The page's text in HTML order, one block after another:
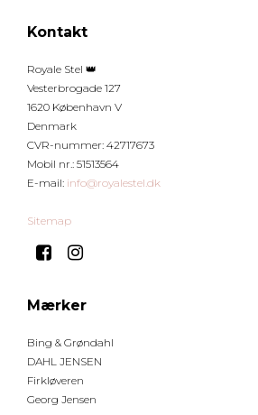
Kontakt
Royale Stel 👑
Vesterbrogade 127
1620 København V
Denmark
CVR-nummer: 42717673
Mobil nr. : 51513564
E-mail: info@royalestel.dk
Sitemap
Mærker
Bing & Grøndahl
DAHL JENSEN
Firkløveren
Georg Jensen